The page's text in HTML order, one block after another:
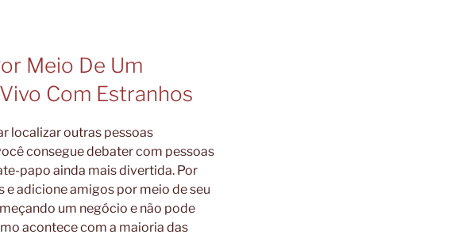
Meio De Um
Com Estranhos
localizar outras pessoas
consegue debater com pessoas
papo ainda mais divertida. Por
adicione amigos por meio de seu
um negócio e não pode
acontece com a maioria das